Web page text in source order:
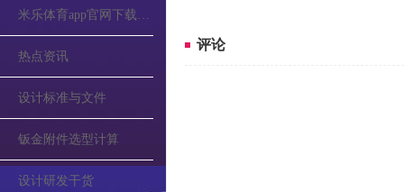
米乐体育app官网下载的公告
热点资讯
设计标准与文件
钣金附件选型计算
设计研发干货
评论